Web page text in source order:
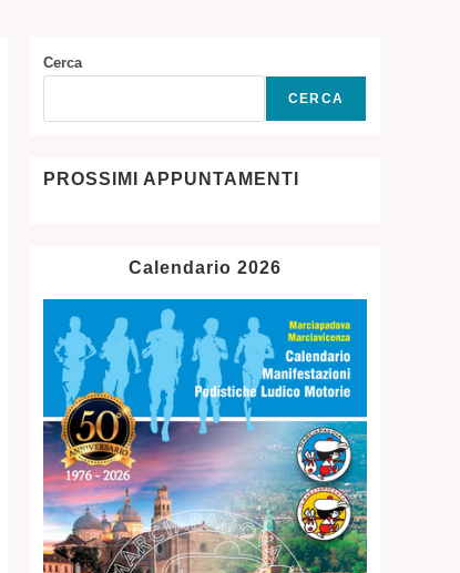
Cerca
CERCA
PROSSIMI APPUNTAMENTI
Calendario 2026